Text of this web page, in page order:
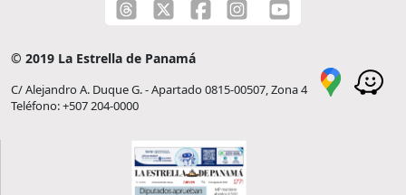
© 2019 La Estrella de Panamá
C/ Alejandro A. Duque G. - Apartado 0815-00507, Zona 4
Teléfono: +507 204-0000